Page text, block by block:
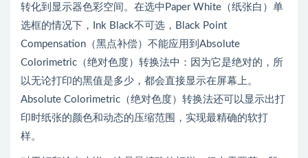
转化到显示器色彩空间。在选中Paper White（纸张白）单
选框的情况下，Ink Black不可选，Black Point
Compensation（黑点补偿）不能应用到Absolute
Colorimetric（绝对色度）转换法中：因为它是绝对的，所
以无论打印的黑值是多少，都会直接显示在屏幕上。
Absolute Colorimetric（绝对色度）转换法还可以显示出打
印时纸张的颜色和动态的压缩范围，实现最精确的软打
样。